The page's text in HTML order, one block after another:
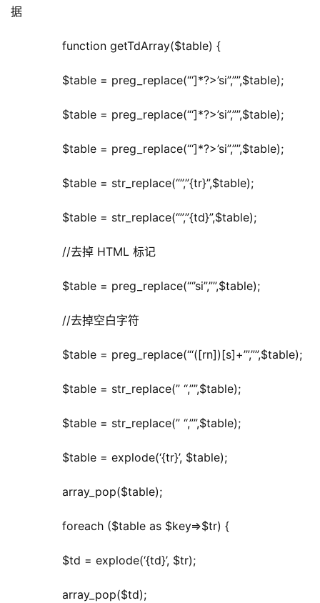
据
	  function getTdArray($table) {
	  $table = preg_replace(“‘]*?>’si”,””,$table);
	  $table = preg_replace(“‘]*?>’si”,””,$table);
	  $table = preg_replace(“‘]*?>’si”,””,$table);
	  $table = str_replace(“”,”{tr}”,$table);
	  $table = str_replace(“”,”{td}”,$table);
	  //去掉 HTML 标记
	  $table = preg_replace(“‘’si”,””,$table);
	  //去掉空白字符
	  $table = preg_replace(“‘([rn])[s]+’”,””,$table);
	  $table = str_replace(” “,””,$table);
	  $table = str_replace(” “,””,$table);
	  $table = explode(‘{tr}’, $table);
	  array_pop($table);
	  foreach ($table as $key=>$tr) {
	  $td = explode(‘{td}’, $tr);
	  array_pop($td);